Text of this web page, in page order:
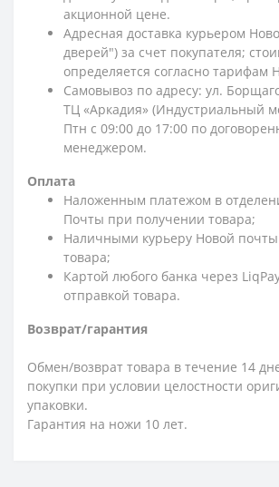
акционной цене.
Адресная доставка курьером
дверей") за счет покупателя;
определяется согласно тарифам
Самовывоз по адресу: ул.
ТЦ «Аркадия» (Индустриальный
Птн с 09:00 до 17:00 по
менеджером.
Оплата
Наложенным платежом в
Почты при получении товара;
Наличными курьеру Новой
товара;
Картой любого банка через
отправкой товара.
Возврат/гарантия
Обмен/возврат товара в течение 14
покупки при условии целостности
упаковки.
Гарантия на ножи 10 лет.